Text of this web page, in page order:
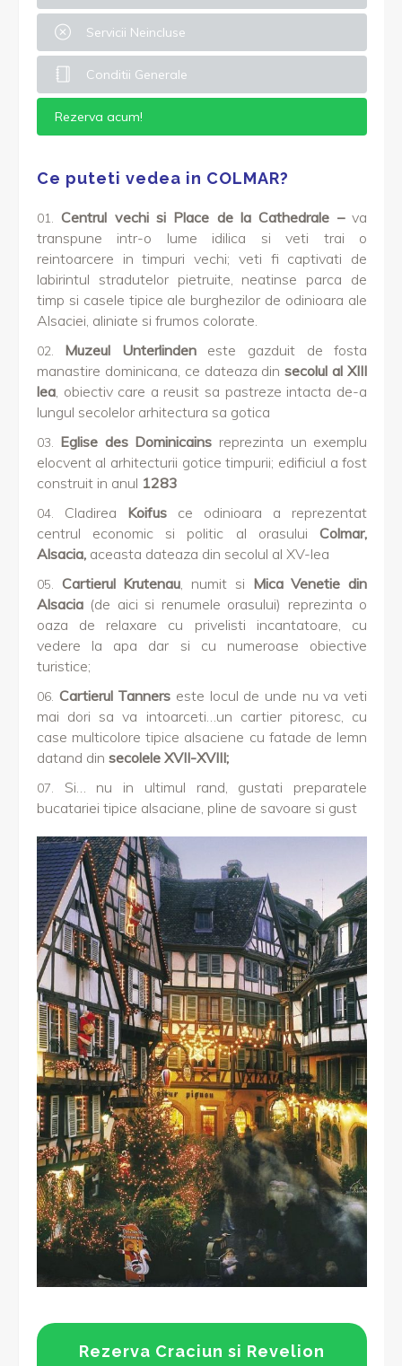
Servicii Neincluse
Conditii Generale
Rezerva acum!
Ce puteti vedea in COLMAR?
Centrul vechi si Place de la Cathedrale –va
transpune intr-o lume idilica si veti trai o
reintoarcere in timpuri vechi; veti fi captivati de
labirintul stradutelor pietruite, neatinse parca de
timp si casele tipice ale burghezilor de odinioara ale
Alsaciei, aliniate si frumos colorate.
Muzeul Unterlindeneste gazduit de fosta
manastire dominicana, ce dateaza din secolul al XIII
lea, obiectiv care a reusit sa pastreze intacta de-a
lungul secolelor arhitectura sa gotica
Eglise des Dominicains reprezinta un exemplu
elocvent al arhitecturii gotice timpurii; edificiul a fost
construit in anul 1283
Cladirea Koifusce odinioara a reprezentat
centrul economic si politic al orasuluiColmar,
Alsacia, aceasta dateaza din secolul al XV-lea
Cartierul Krutenau, numit si Mica Venetie din
Alsacia (de aici si renumele orasului) reprezinta o
oaza de relaxare cu privelisti incantatoare, cu
vedere la apa dar si cu numeroase obiective
turistice;
Cartierul Tanners este locul de unde nu va veti
mai dori sa va intoarceti…un cartier pitoresc, cu
case multicolore tipice alsaciene cu fatade de lemn
datand din secolele XVII-XVIII;
Si… nu in ultimul rand, gustati preparatele
bucatariei tipice alsaciane, pline de savoare si gust
Rezerva Craciun si Revelion